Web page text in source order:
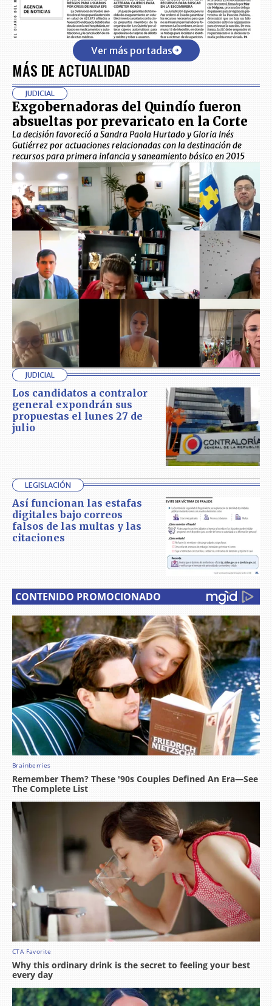
Ver más portadas
MÁS DE ACTUALIDAD
JUDICIAL
Exgobernadoras del Quindío fueron
absueltas por prevaricato en la Corte
La decisión favoreció a Sandra Paola Hurtado y Gloria Inés
Gutiérrez por actuaciones relacionadas con la destinación de
recursos para primera infancia y saneamiento básico en 2015
JUDICIAL
Los candidatos a contralor
general expondrán sus
propuestas el lunes 27 de
julio
LEGISLACIÓN
Así funcionan las estafas
digitales bajo correos
falsos de las multas y las
citaciones